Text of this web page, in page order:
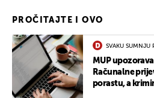
PROČITAJTE I OVO
SVAKU SUMNJU
MUP
Računalne
porastu, a